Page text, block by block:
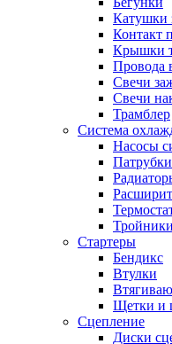
Катушки
Контакт
Крышки
Провода
Свечи
Свечи
Трамблер
Система
Насосы
Стартеры
Бендикс
Втулки
Щетки и
Сцепление
Диски